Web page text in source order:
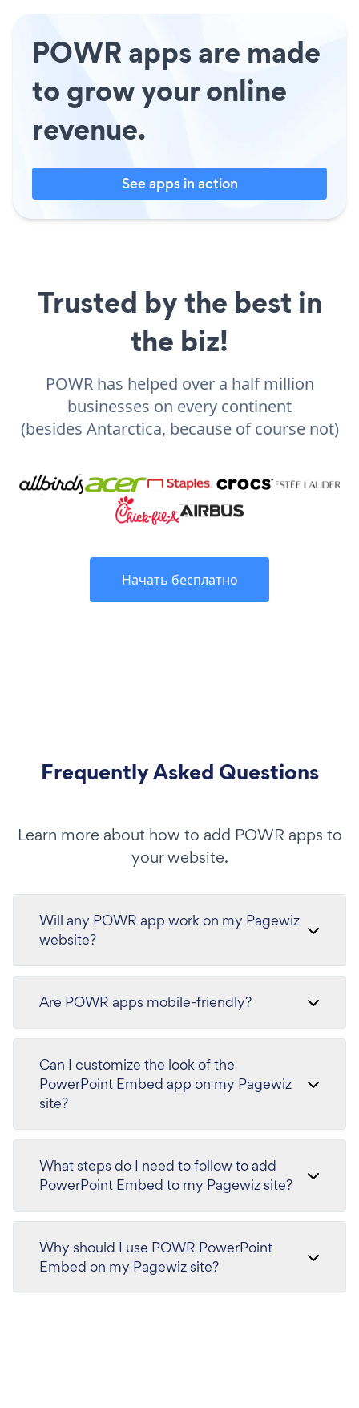
POWR apps are made
to grow your online
revenue.
See apps in action
Trusted by the best in
the biz!
POWR has helped over a half million
businesses on every continent
(besides Antarctica, because of course not)
Начать бесплатно
Frequently Asked Questions
Learn more about how to add POWR apps to
your website.
Will any POWR app work on my Pagewiz
website?
Are POWR apps mobile-friendly?
Can I customize the look of the
PowerPoint Embed app on my Pagewiz
site?
What steps do I need to follow to add
PowerPoint Embed to my Pagewiz site?
Why should I use POWR PowerPoint
Embed on my Pagewiz site?